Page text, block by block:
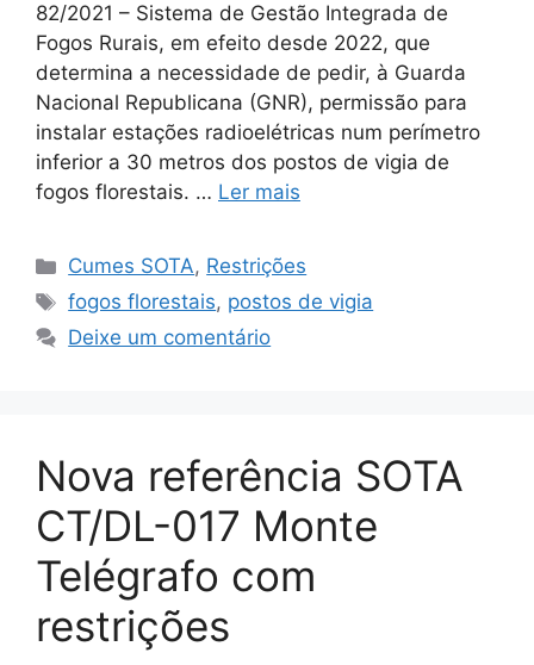
82/2021 – Sistema de Gestão Integrada de
Fogos Rurais, em efeito desde 2022, que
determina a necessidade de pedir, à Guarda
Nacional Republicana (GNR), permissão para
instalar estações radioelétricas num perímetro
inferior a 30 metros dos postos de vigia de
fogos florestais. … Ler mais
Categorias
Cumes SOTA, Restrições
Etiquetas
fogos florestais, postos de vigia
Deixe um comentário
Nova referência SOTA
CT/DL-017 Monte
Telégrafo com
restrições